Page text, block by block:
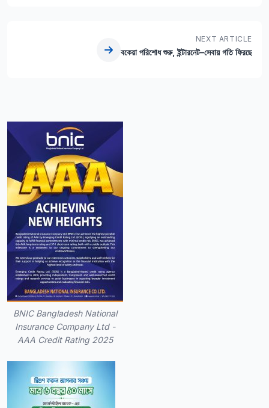
NEXT ARTICLE
বকেয়া পরিশোধ শুরু, ইন্টারনেট–সেবায় গতি ফিরছে
BNIC Bangladesh National
Insurance Company Ltd -
AAA Credit Rating 2025